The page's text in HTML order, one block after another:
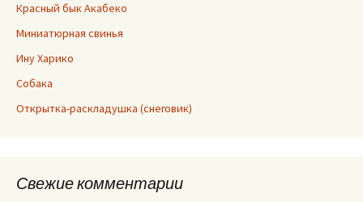
Красный бык Акабеко
Миниатюрная свинья
Ину Харико
Собака
Открытка-раскладушка (снеговик)
Свежие комментарии